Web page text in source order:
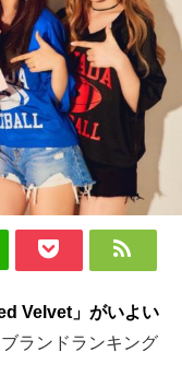
Velvet」がいよい
ランドランキング